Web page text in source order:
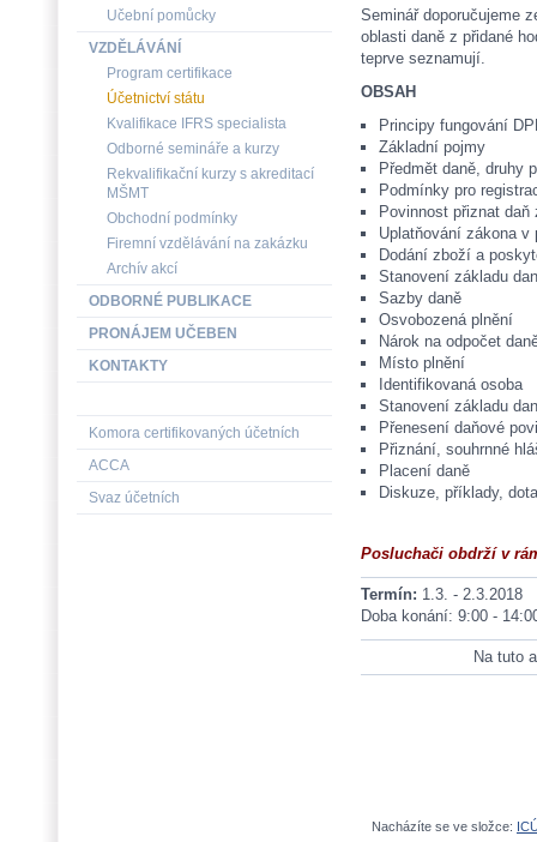
Seminář doporučujeme
oblasti daně z přidané
teprve seznamují.
OBSAH
Principy fungování
Základní pojmy
Předmět daně, druhy
Podmínky pro
Povinnost přiznat
Uplatňování zákona
Dodání zboží a
Stanovení základu
Sazby daně
Osvobozená plnění
Nárok na odpočet
Místo plnění
Identifikovaná osoba
Stanovení základu
Přenesení daňové
Přiznání, souhrnné
Placení daně
Diskuze, příklady,
Posluchači obdrží v
Termín: 1.3. - 2.3.2018
Doba konání: 9:00 -
Na tuto
Učební pomůcky
VZDĚLÁVÁNÍ
Program certifikace
Účetnictví státu
Kvalifikace IFRS specialista
Odborné semináře a kurzy
Rekvalifikační kurzy s akreditací
MŠMT
Obchodní podmínky
Firemní vzdělávání na zakázku
Archív akcí
ODBORNÉ PUBLIKACE
PRONÁJEM UČEBEN
KONTAKTY
Komora certifikovaných účetních
ACCA
Svaz účetních
Nacházíte se ve složce: